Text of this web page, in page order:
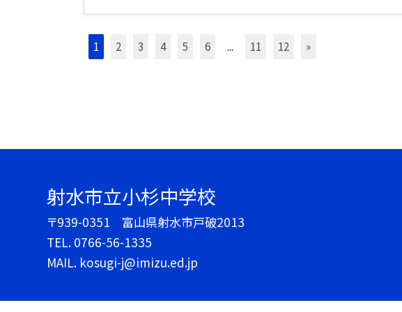
1 2 3 4 5 6 ... 11 12 »
射水市立小杉中学校
〒939-0351 富山県射水市戸破2013
TEL. 0766-56-1335
MAIL. kosugi-j@imizu.ed.jp